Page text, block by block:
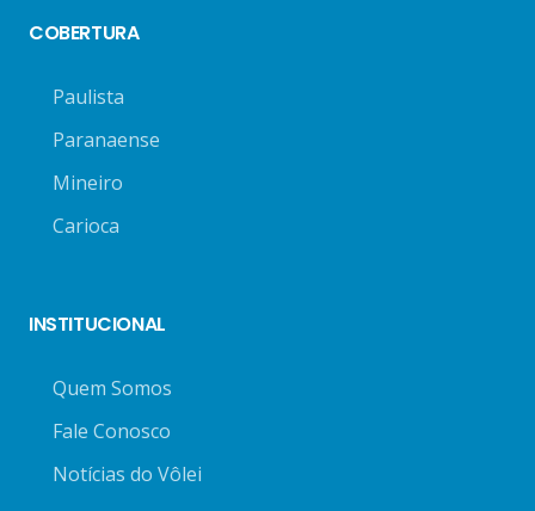
COBERTURA
Paulista
Paranaense
Mineiro
Carioca
INSTITUCIONAL
Quem Somos
Fale Conosco
Notícias do Vôlei